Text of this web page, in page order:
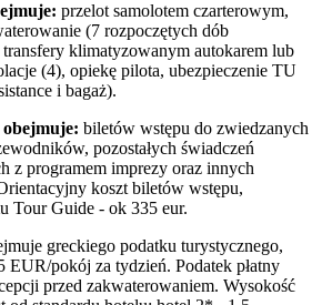
przelot samolotem czarterowym,
(7 rozpoczętych dób
klimatyzowanym autokarem lub
(4), opiekę pilota, ubezpieczenie TU
i bagaż).
biletów wstępu do zwiedzanych
pozostałych świadczeń
z programem imprezy oraz innych
koszt biletów wstępu,
Tour Guide - ok 335 eur.
greckiego podatku turystycznego,
EUR/pokój za tydzień. Podatek płatny
przed zakwaterowaniem. Wysokość